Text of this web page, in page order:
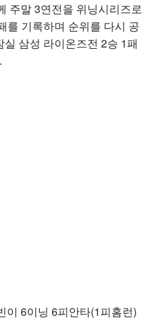
주말 3연전을 위닝시리즈로
를 기록하며 순위를 다시 공
삼성 라이온즈전 2승 1패
이 6이닝 6피안타(1피홈런)